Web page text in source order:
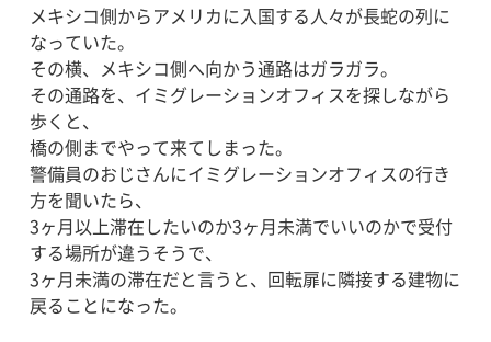
メキシコ側からアメリカに入国する人々が長蛇の列に
なっていた。
その横、メキシコ側へ向かう通路はガラガラ。
その通路を、イミグレーションオフィスを探しながら
歩くと、
橋の側までやって来てしまった。
警備員のおじさんにイミグレーションオフィスの行き
方を聞いたら、
3ヶ月以上滞在したいのか3ヶ月未満でいいのかで受付
する場所が違うそうで、
3ヶ月未満の滞在だと言うと、回転扉に隣接する建物に
戻ることになった。